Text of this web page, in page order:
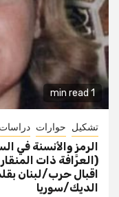
1 min read
تشكيل حوارات دراسات
الرمز والأنسنة في
(العرَّافة ذات
اقبال حرب/لبنان
الديك/سوريا